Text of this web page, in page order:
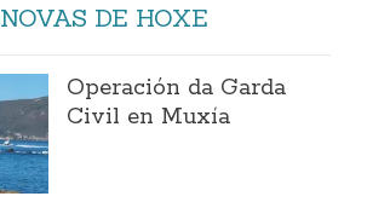
NOVAS DE HOXE
Operación da Garda
Civil en Muxía